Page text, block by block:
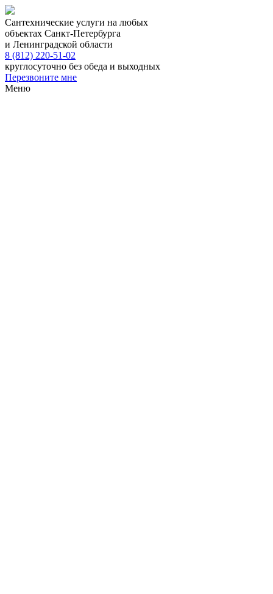
Сантехнические услуги на любых
объектах Санкт-Петербурга
и Ленинградской области
8 (812) 220-51-02
круглосуточно без обеда и выходных
Перезвоните мне
Меню